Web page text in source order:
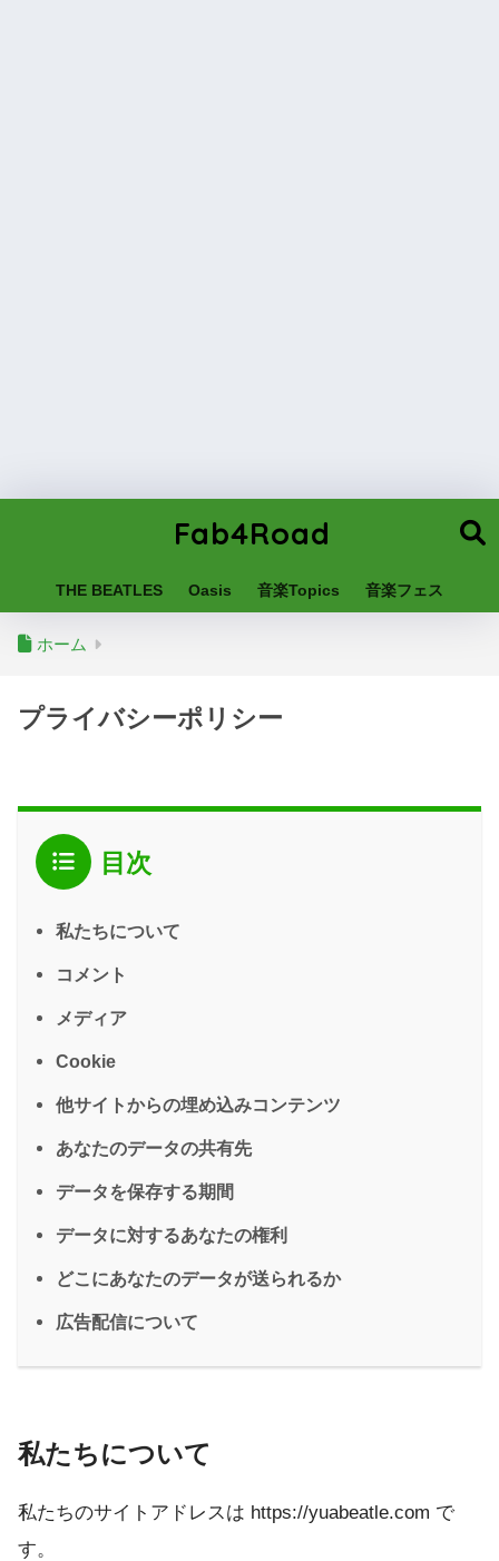
Fab4Road
THE BEATLES Oasis 音楽Topics 音楽フェス
ホーム
プライバシーポリシー
目次
私たちについて
コメント
メディア
Cookie
他サイトからの埋め込みコンテンツ
あなたのデータの共有先
データを保存する期間
データに対するあなたの権利
どこにあなたのデータが送られるか
広告配信について
私たちについて
私たちのサイトアドレスは https://yuabeatle.com で
す。